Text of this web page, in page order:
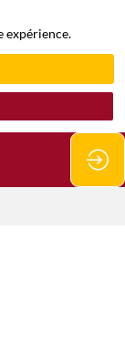
expérience.